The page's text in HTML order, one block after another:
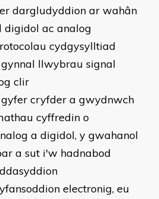
dargludyddion ar wahân
ac analog
cydgysylltiad
llwybrau signal
clir
cryfder a gwydnwch
cyffredin o
a digidol, y gwahanol
a sut i'w hadnabod
electronig, eu